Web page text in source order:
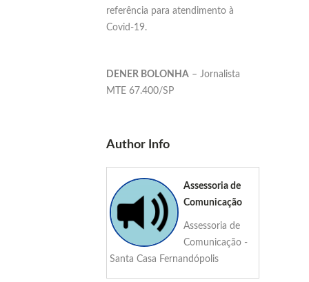
referência para atendimento à
Covid-19.
DENER BOLONHA – Jornalista
MTE 67.400/SP
Author Info
Assessoria de
Comunicação
Assessoria de
Comunicação -
Santa Casa Fernandópolis